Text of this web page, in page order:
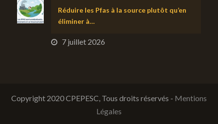
Réduire les Pfas à la source plutôt qu’en
éliminer à…
7 juillet 2026
Copyright 2020 CPEPESC, Tous droits réservés - Mentions
Légales